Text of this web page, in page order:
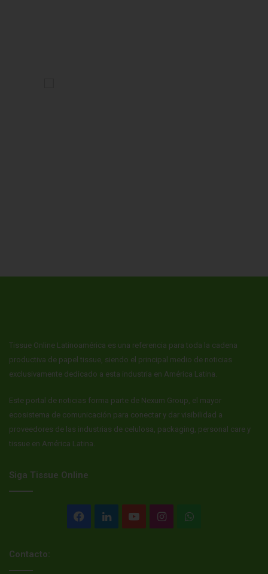
Tissue Online Latinoamérica es una referencia para toda la cadena
productiva de papel tissue, siendo el principal medio de noticias
exclusivamente dedicado a esta industria en América Latina.
Este portal de noticias forma parte de Nexum Group, el mayor
ecosistema de comunicación para conectar y dar visibilidad a
proveedores de las industrias de celulosa, packaging, personal care y
tissue en América Latina.
Siga Tissue Online
Facebook
LinkedInYouTubeInstagramWhatsApp
Contacto: